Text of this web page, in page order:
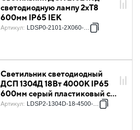
светодиодную лампу 2хT8
600мм IP65 IEK
Артикул: LDSP0-2101-2X060-K01
Светильник светодиодный
ДСП 1304Д 18Вт 4000К IP65
600мм серый пластиковый с
инфракрасным датчиком
Артикул: LDSP2-1304D-18-4500-K03